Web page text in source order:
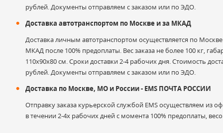
рублей. Документы отправляем с заказом или по ЭДО.
Доставка автотранспортом по Москве и за МКАД
Доставка личным автотранспортом осуществляется по
МКАД после 100% предоплаты. Вес заказа не более 100 кг,
110х90х80 см. Сроки доставки 2-4 рабочих дня. Стоимость
рублей. Документы отправляем с заказом или по ЭДО.
Доставка по Москве, МО и России - EMS ПОЧТА РОССИИ
Отправку заказа курьерской службой EMS осуществляем из
в течении 2-4х рабочих дней с момента 100% предоплаты,